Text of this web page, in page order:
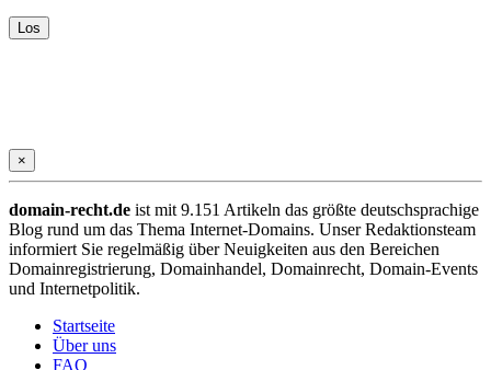
×
domain-recht.de ist mit 9.151 Artikeln das größte deutschsprachige
Blog rund um das Thema Internet-Domains. Unser Redaktionsteam
informiert Sie regelmäßig über Neuigkeiten aus den Bereichen
Domainregistrierung, Domainhandel, Domainrecht, Domain-Events
und Internetpolitik.
Startseite
Über uns
FAQ